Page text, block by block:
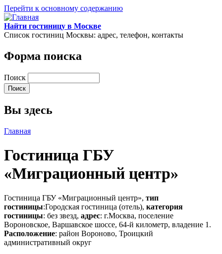
Перейти к основному содержанию
Найти гостиницу в Москве
Список гостиниц Москвы: адрес, телефон, контакты
Форма поиска
Поиск
Вы здесь
Главная
Гостиница ГБУ
«Миграционный центр»
Гостиница ГБУ «Миграционный центр», тип
гостиницы:Городская гостиница (отель), категория
гостиницы: без звезд, адрес: г.Москва, поселение
Вороновское, Варшавское шоссе, 64-й километр, владение 1.
Расположение: район Вороново, Троицкий
административный округ